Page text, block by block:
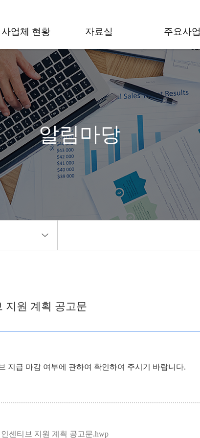
업체 현황 자료실 주요사업
알림마당
지원 계획 공고문
지급 마감 여부에 관하여 확인하여 주시기 바랍니다.
센티브 지원 계획 공고문.hwp